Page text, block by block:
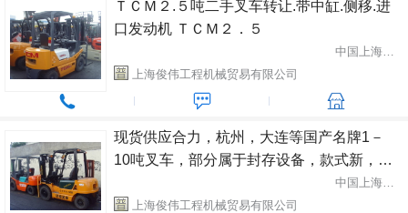
ＴＣＭ２.５吨二手叉车转让.带中缸.侧移.进
口发动机 ＴＣＭ２．５
中国上海市闵行区
上海俊伟工程机械贸易有限公司
现货供应合力，杭州，大连等国产名牌1－
10吨叉车，部分属于封存设备，款式新，成
色好，原装漆，欲购从速 1-10吨各种品牌 中国上海市闵行区
上海俊伟工程机械贸易有限公司